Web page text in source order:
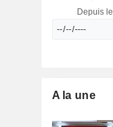
Depuis le
A la une